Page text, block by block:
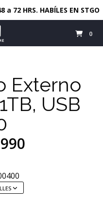
a 72 HRS. HABÍLES EN STGO
0
Externo
USB